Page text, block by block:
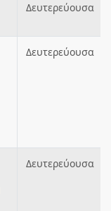
Δευτερεύουσα
Δευτερεύουσα
Δευτερεύουσα